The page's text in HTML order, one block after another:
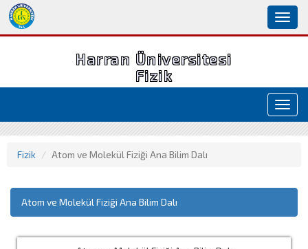
Harran Üniversitesi
Fizik
Fizik Atom ve Molekül Fiziği Ana Bilim Dalı
Atom ve Molekül Fiziği Ana Bilim Dalı